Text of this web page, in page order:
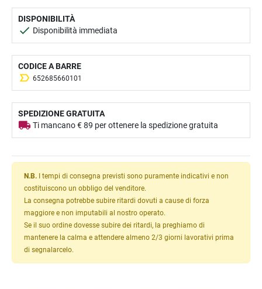
DISPONIBILITÀ
Disponibilità immediata
CODICE A BARRE
652685660101
SPEDIZIONE GRATUITA
Ti mancano € 89 per ottenere la spedizione gratuita
N.B. I tempi di consegna previsti sono puramente indicativi e non
costituiscono un obbligo del venditore.
La consegna potrebbe subire ritardi dovuti a cause di forza
maggiore e non imputabili al nostro operato.
Se il suo ordine dovesse subire dei ritardi, la preghiamo di
mantenere la calma e attendere almeno 2/3 giorni lavorativi prima
di segnalarcelo.